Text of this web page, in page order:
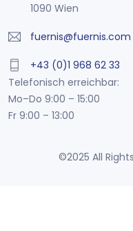
1090 Wien
fuernis@fuernis.com
+43 (0)1 968 62 33
Telefonisch erreichbar:
Mo–Do 9:00 – 15:00
Fr 9:00 – 13:00
©2025 All